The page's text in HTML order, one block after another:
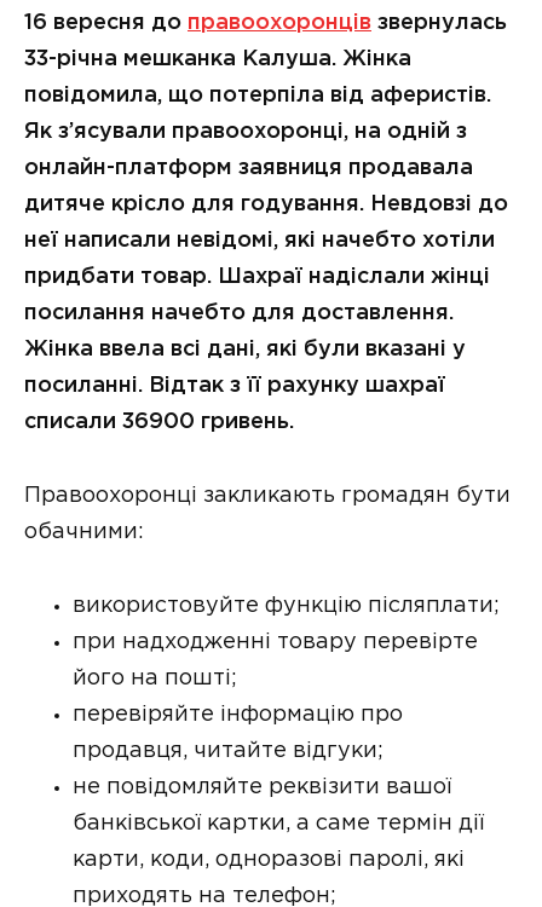
16 вересня до правоохоронців звернулась
33-річна мешканка Калуша. Жінка
повідомила, що потерпіла від аферистів.
Як з’ясували правоохоронці, на одній з
онлайн-платформ заявниця продавала
дитяче крісло для годування. Невдовзі до
неї написали невідомі, які начебто хотіли
придбати товар. Шахраї надіслали жінці
посилання начебто для доставлення.
Жінка ввела всі дані, які були вказані у
посиланні. Відтак з її рахунку шахраї
списали 36900 гривень.
Правоохоронці закликають громадян бути
обачними:
використовуйте функцію післяплати;
при надходженні товару перевірте
його на пошті;
перевіряйте інформацію про
продавця, читайте відгуки;
не повідомляйте реквізити вашої
банківської картки, а саме термін дії
карти, коди, одноразові паролі, які
приходять на телефон;